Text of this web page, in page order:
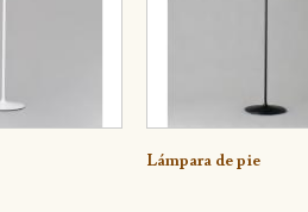
Detalle
Lámpara de pie